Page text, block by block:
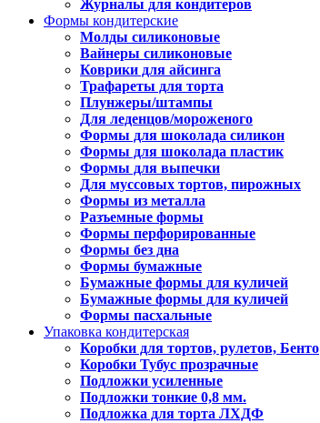
Журналы для кондитеров
Формы кондитерские
Молды силиконовые
Вайнеры силиконовые
Коврики для айсинга
Трафареты для торта
Плунжеры/штампы
Для леденцов/мороженого
Формы для шоколада силикон
Формы для шоколада пластик
Формы для выпечки
Для муссовых тортов, пирожных
Формы из металла
Разъемные формы
Формы перфорированные
Формы без дна
Формы бумажные
Бумажные формы для куличей
Бумажные формы для куличей
Формы пасхальные
Упаковка кондитерская
Коробки для тортов, рулетов, Бенто
Коробки Тубус прозрачные
Подложки усиленные
Подложки тонкие 0,8 мм.
Подложка для торта ЛХДФ